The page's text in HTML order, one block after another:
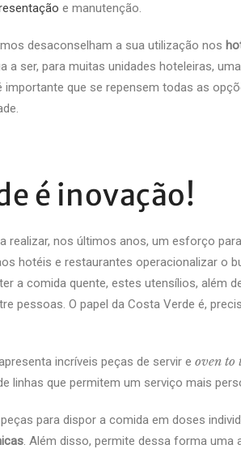
e manutenção.
desaconselham a sua utilização nos
a ser, para muitas unidades hoteleiras,
importante que se repensem todas as
é inovação!
realizar, nos últimos anos, um esforço
hotéis e restaurantes operacionalizar o
a comida quente, estes utensílios, além
pessoas. O papel da Costa Verde é,
incríveis peças de servir e oven to
linhas que permitem um serviço mais
para dispor a comida em doses
. Além disso, permite dessa forma uma